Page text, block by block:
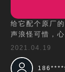
给它配个原厂
声浪怪可惜，
2021.04.19